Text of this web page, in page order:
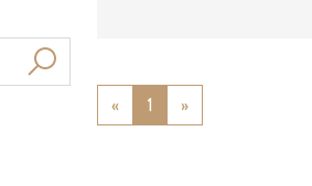
« Previous
1 »